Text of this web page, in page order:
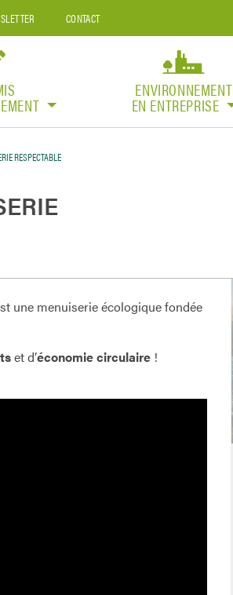
CONTACT
ENVIRONNEMENT
EN ENTREPRISE
RESPECTABLE
une menuiserie écologique fondée
et d’économie circulaire !